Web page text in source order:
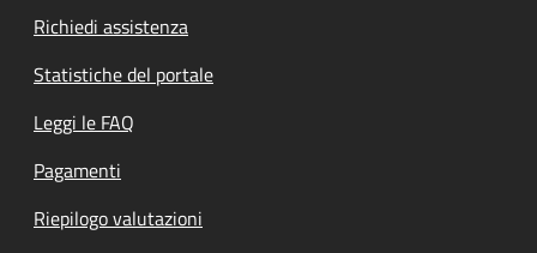
Richiedi assistenza
Statistiche del portale
Leggi le FAQ
Pagamenti
Riepilogo valutazioni